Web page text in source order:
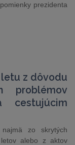
prezidenta
letu z dôvodu
problémov
cestujúcim
najmä zo skrytých
letov alebo z aktov